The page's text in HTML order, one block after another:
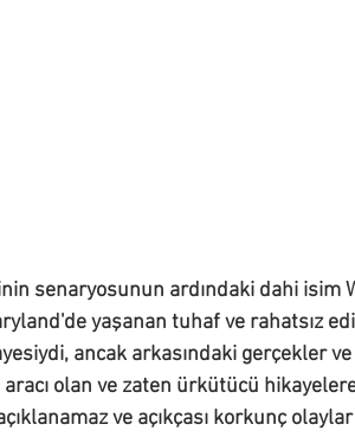
senaryosunun ardındaki dahi isim
yaşanan tuhaf ve rahatsız
ancak arkasındaki gerçekler
olan ve zaten ürkütücü
ve açıkçası korkunç